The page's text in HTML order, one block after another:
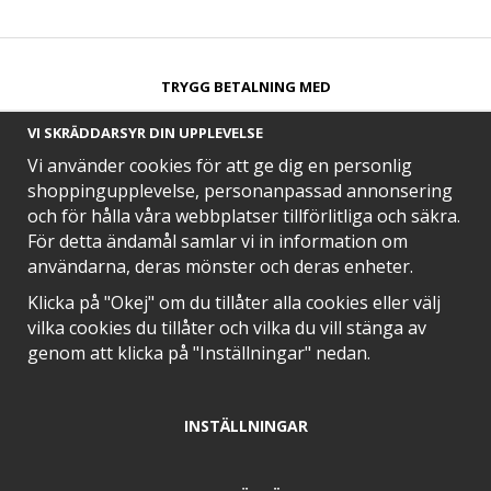
TRYGG BETALNING MED​
SNABB LEVERANS MED
EN DEL AV
VI SKRÄDDARSYR DIN UPPLEVELSE
Vi använder cookies för att ge dig en personlig
shoppingupplevelse, personanpassad annonsering
och för hålla våra webbplatser tillförlitliga och säkra.
För detta ändamål samlar vi in information om
användarna, deras mönster och deras enheter.
Klicka på "Okej" om du tillåter alla cookies eller välj
vilka cookies du tillåter och vilka du vill stänga av
genom att klicka på "Inställningar" nedan.
INSTÄLLNINGAR